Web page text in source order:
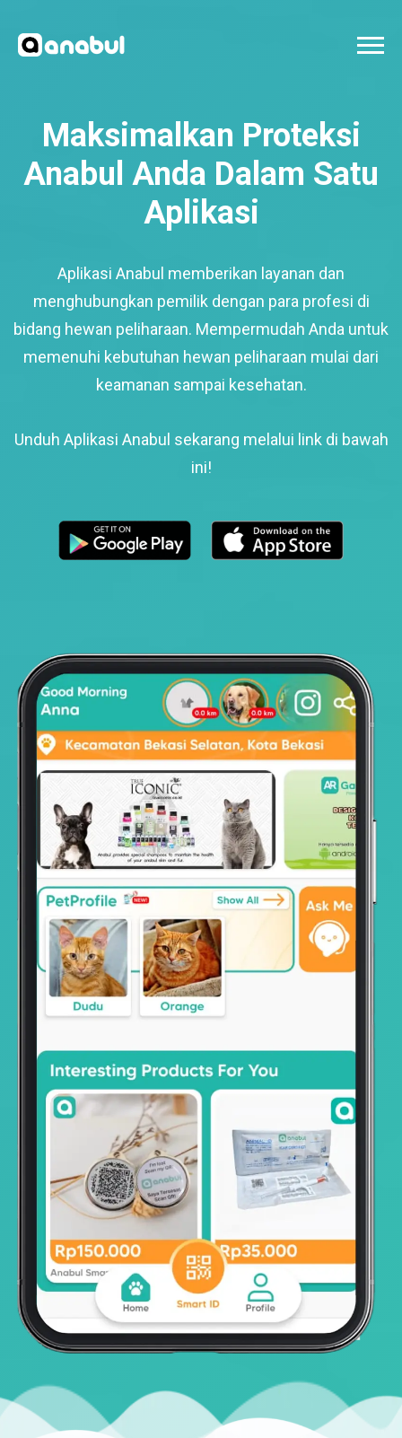
Maksimalkan Proteksi
Anabul Anda Dalam Satu
Aplikasi
Aplikasi Anabul memberikan layanan dan
menghubungkan pemilik dengan para profesi di
bidang hewan peliharaan. Mempermudah Anda untuk
memenuhi kebutuhan hewan peliharaan mulai dari
keamanan sampai kesehatan.
Unduh Aplikasi Anabul sekarang melalui link di bawah
ini!